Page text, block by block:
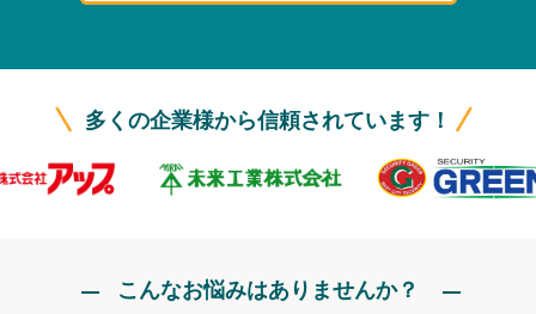
ログイン
多くの企業様から信頼されています！
こんなお悩みはありませんか？